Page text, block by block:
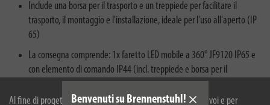
Al fine di progettare il nostro sito web in modo ottimale per voi e per
Benvenuti su Brennenstuhl!
Include una borsa per il trasporto e un treppiede per facilitare il
trasporto, il montaggio e l'installazione, ideale per l'uso all'aperto (IP
65)
La consegna comprende: 1x faretto LED mobile a 360° JF9120 IP65 e
con elemento di comando IP44 (incl. treppiede e borsa per il
trasporto) - nella migliore qualità di brennenstuhl®